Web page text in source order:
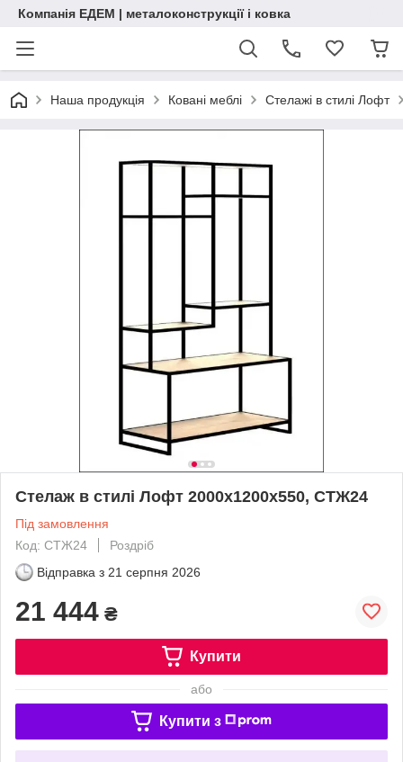
Компанія ЕДЕМ | металоконструкції і ковка
Наша продукція Ковані меблі Стелажі в стилі Лофт
Стелаж в стилі Лофт 2000х1200х550, СТЖ24
Під замовлення
Код: СТЖ24
Роздріб
Відправка з 21 серпня 2026
21 444 ₴
Купити
або
Купити з